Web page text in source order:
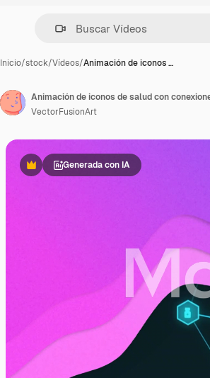
Inicio/stock/Vídeos/Animación de iconos …
PremiumGenerada con IA
VectorFusionArt